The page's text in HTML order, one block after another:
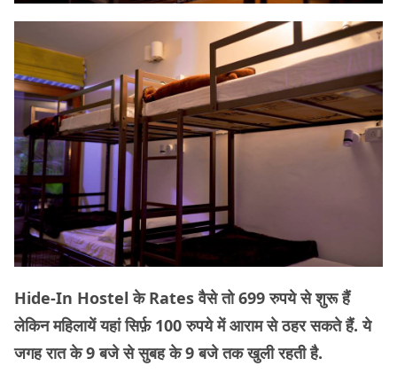
Hide-In Hostel के Rates वैसे तो 699 रुपये से शुरू हैं
लेकिन महिलायें यहां सिर्फ़ 100 रुपये में आराम से ठहर सकते हैं. ये
जगह रात के 9 बजे से सुबह के 9 बजे तक खुली रहती है.